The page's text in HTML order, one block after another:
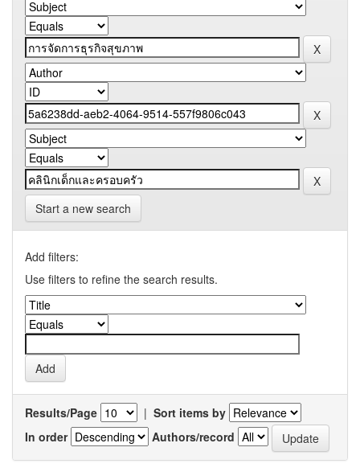
Start a new search
Add filters:
Use filters to refine the search results.
Results/Page | Sort items by
In order
Authors/record